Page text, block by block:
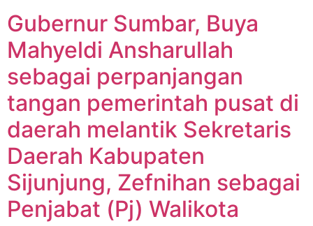
Gubernur Sumbar, Buya
Mahyeldi Ansharullah
sebagai perpanjangan
tangan pemerintah pusat di
daerah melantik Sekretaris
Daerah Kabupaten
Sijunjung, Zefnihan sebagai
Penjabat (Pj) Walikota